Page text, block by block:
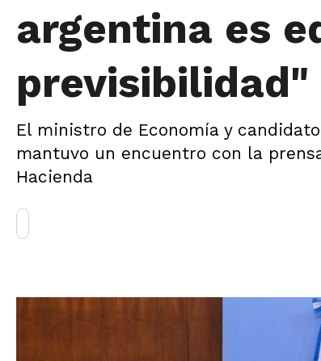
argentina es
previsibilidad"
El ministro de Economía y
mantuvo un encuentro con la
Hacienda